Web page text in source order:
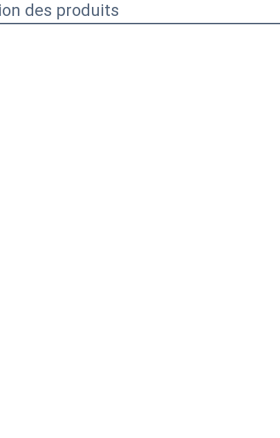
des produits